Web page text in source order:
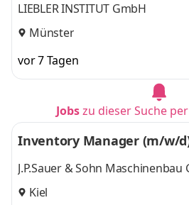
LIEBLER INSTITUT GmbH
Münster
vor 7 Tagen
Jobszu dieser Suche
Inventory Manager (m/w/
J.P.Sauer & Sohn Maschinenbau
Kiel